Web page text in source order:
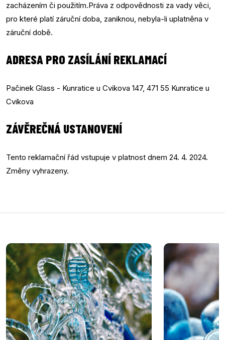
zacházením či použitím.Práva z odpovědnosti za vady věci,
pro které platí záruční doba, zaniknou, nebyla-li uplatněna v
záruční době.
ADRESA PRO ZASÍLÁNÍ REKLAMACÍ
Pačinek Glass - Kunratice u Cvikova 147, 471 55 Kunratice u
Cvikova
ZÁVĚREČNÁ USTANOVENÍ
Tento reklamační řád vstupuje v platnost dnem 24. 4. 2024.
Změny vyhrazeny.